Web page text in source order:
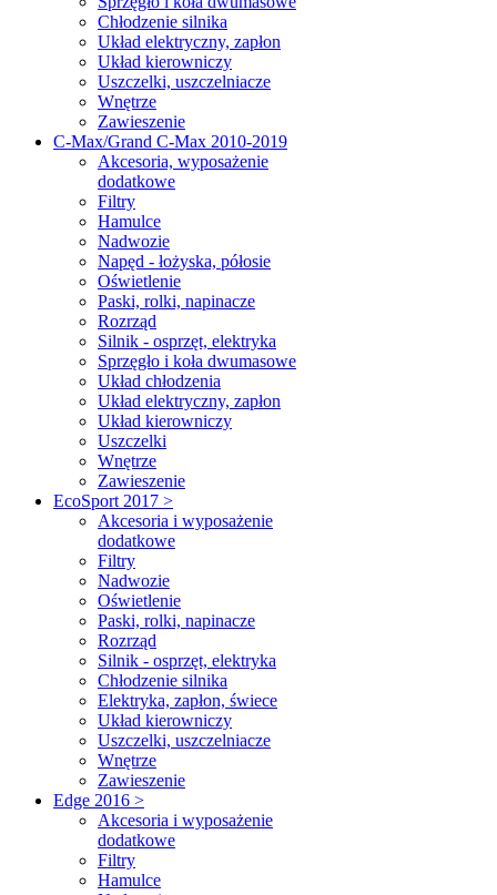
Chłodzenie silnika
Układ elektryczny, zapłon
Układ kierowniczy
Uszczelki, uszczelniacze
Wnętrze
Zawieszenie
C-Max/Grand C-Max 2010-2019
Akcesoria, wyposażenie
dodatkowe
Filtry
Hamulce
Nadwozie
Napęd - łożyska, półosie
Oświetlenie
Paski, rolki, napinacze
Rozrząd
Silnik - osprzęt, elektryka
Sprzęgło i koła dwumasowe
Układ chłodzenia
Układ elektryczny, zapłon
Układ kierowniczy
Uszczelki
Wnętrze
Zawieszenie
EcoSport 2017 >
Akcesoria i wyposażenie
dodatkowe
Filtry
Nadwozie
Oświetlenie
Paski, rolki, napinacze
Rozrząd
Silnik - osprzęt, elektryka
Chłodzenie silnika
Elektryka, zapłon, świece
Układ kierowniczy
Uszczelki, uszczelniacze
Wnętrze
Zawieszenie
Edge 2016 >
Akcesoria i wyposażenie
dodatkowe
Filtry
Hamulce